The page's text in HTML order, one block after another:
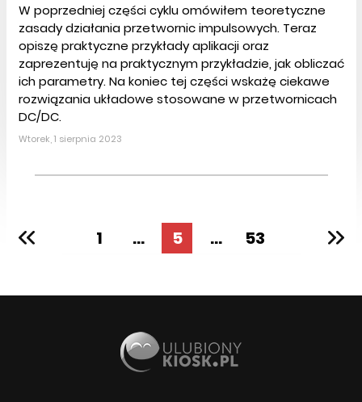
W poprzedniej części cyklu omówiłem teoretyczne
zasady działania przetwornic impulsowych. Teraz
opiszę praktyczne przykłady aplikacji oraz
zaprezentuję na praktycznym przykładzie, jak obliczać
ich parametry. Na koniec tej części wskażę ciekawe
rozwiązania układowe stosowane w przetwornicach
DC/DC.
Wtorek, 1 sierpnia 2023
1 ... 5 ... 53